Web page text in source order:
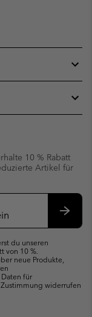
10 % Rabatt
Artikel für
du unseren
von 10 %.
neue Produkte,
für
widerrufen